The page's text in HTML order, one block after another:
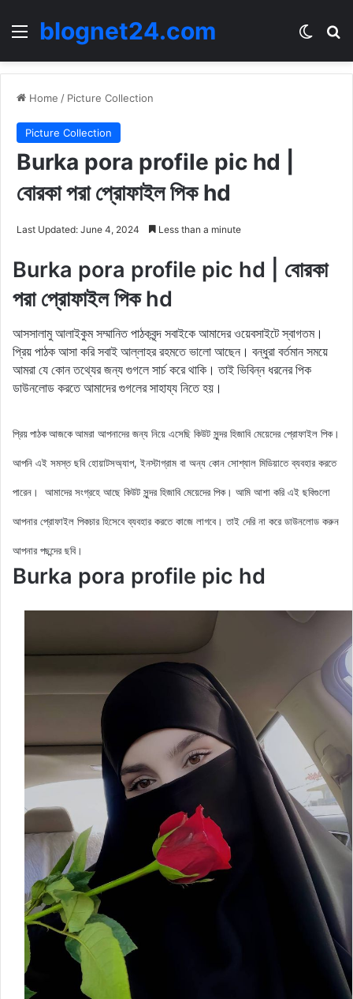
Menublognet24.com
Home / Picture Collection
Picture Collection
Burka pora profile pic hd |
বোরকা পরা প্রোফাইল পিক hd
Last Updated: June 4, 2024 Less than a minute
Burka pora profile pic hd | বোরকা
পরা প্রোফাইল পিক hd
আসসালামু আলাইকুম সম্মানিত পাঠকবৃন্দ সবাইকে আমাদের ওয়েবসাইটে স্বাগতম।
প্রিয় পাঠক আসা করি সবাই আল্লাহর রহমতে ভালো আছেন। বন্ধুরা বর্তমান সময়ে
আমরা যে কোন তথ্যের জন্য গুগলে সার্চ করে থাকি। তাই ভিবিন্ন ধরনের পিক
ডাউনলোড করতে আমাদের গুগলের সাহায্য নিতে হয়।
প্রিয় পাঠক আজকেআমরা আপনাদের জন্য নিয়ে এসেছি কিউট সুন্দর হিজাবি মেয়েদের প্রোফাইল পিক।
আপনি এই সমস্ত ছবি হোয়াটসঅ্যাপ, ইনস্টাগ্রাম বা অন্য কোন সোশ্যাল মিডিয়াতে ব্যবহার করতে
পারেন। আমাদের সংগ্রহে আছে কিউট সুন্দর হিজাবি মেয়েদের পিক। আমি আশা করি এই ছবিগুলো
আপনার প্রোফাইল পিকচার হিসেবে ব্যবহার করতে কাজে লাগবে। তাই দেরি না করে ডাউনলোড করুন
আপনার পছন্দের ছবি।
Burka pora profile pic hd